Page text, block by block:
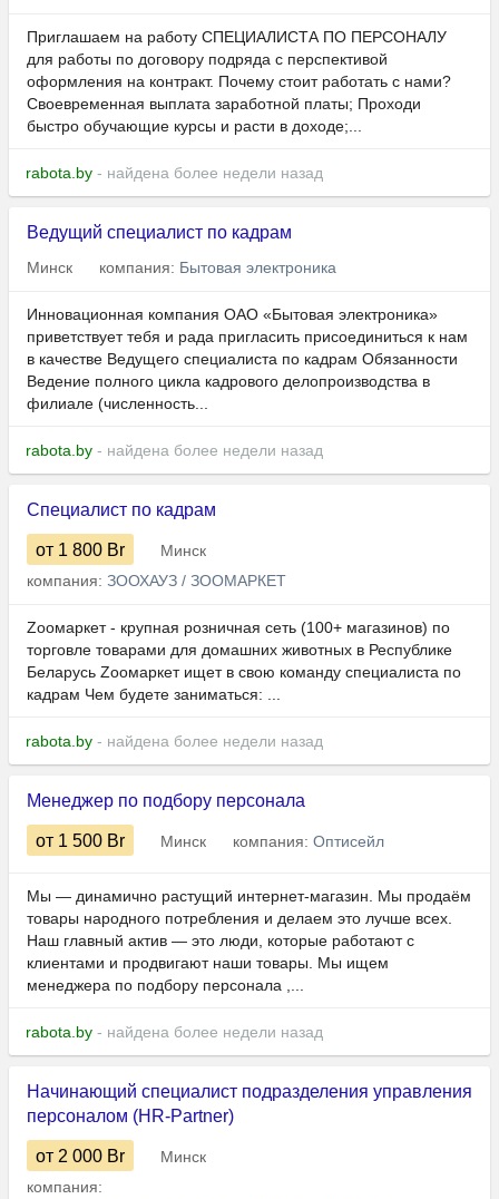
Приглашаем на работу СПЕЦИАЛИСТА ПО ПЕРСОНАЛУ
для работы по договору подряда с перспективой
оформления на контракт. Почему стоит работать с нами?
Своевременная выплата заработной платы; Проходи
быстро обучающие курсы и расти в доходе;...
rabota.by - найдена более недели назад
Ведущий специалист по кадрам
Минск компания: Бытовая электроника
Инновационная компания ОАО «Бытовая электроника»
приветствует тебя и рада пригласить присоединиться к нам
в качестве Ведущего специалиста по кадрам Обязанности
Ведение полного цикла кадрового делопроизводства в
филиале (численность...
rabota.by - найдена более недели назад
Специалист по кадрам
от 1 800 Br
Минск
компания: ЗООХАУЗ / ЗООМАРКЕТ
Zooмаркет - крупная розничная сеть (100+ магазинов) по
торговле товарами для домашних животных в Республике
Беларусь Zooмаркет ищет в свою команду специалиста по
кадрам Чем будете заниматься: ...
rabota.by - найдена более недели назад
Менеджер по подбору персонала
от 1 500 Br Минск компания: Оптисейл
Мы — динамично растущий интернет-магазин. Мы продаём
товары народного потребления и делаем это лучше всех.
Наш главный актив — это люди, которые работают с
клиентами и продвигают наши товары. Мы ищем
менеджера по подбору персонала ,...
rabota.by - найдена более недели назад
Начинающий специалист подразделения управления
персоналом (HR-Partner)
от 2 000 Br
Минск
компания: